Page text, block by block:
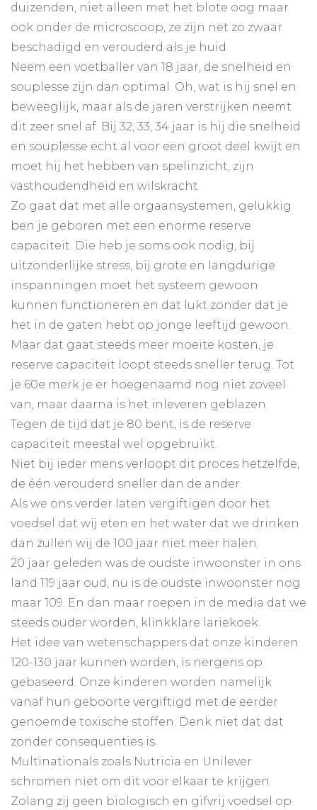
duizenden, niet alleen met het blote oog maar
ook onder de microscoop, ze zijn net zo zwaar
beschadigd en verouderd als je huid.
Neem een voetballer van 18 jaar, de snelheid en
souplesse zijn dan optimal. Oh, wat is hij snel en
beweeglijk, maar als de jaren verstrijken neemt
dit zeer snel af. Bij 32, 33, 34 jaar is hij die snelheid
en souplesse echt al voor een groot deel kwijt en
moet hij het hebben van spelinzicht, zijn
vasthoudendheid en wilskracht.
Zo gaat dat met alle orgaansystemen, gelukkig
ben je geboren met een enorme reserve
capaciteit. Die heb je soms ook nodig, bij
uitzonderlijke stress, bij grote en langdurige
inspanningen moet het systeem gewoon
kunnen functioneren en dat lukt zonder dat je
het in de gaten hebt op jonge leeftijd gewoon.
Maar dat gaat steeds meer moeite kosten, je
reserve capaciteit loopt steeds sneller terug. Tot
je 60e merk je er hoegenaamd nog niet zoveel
van, maar daarna is het inleveren geblazen.
Tegen de tijd dat je 80 bent, is de reserve
capaciteit meestal wel opgebruikt.
Niet bij ieder mens verloopt dit proces hetzelfde,
de één verouderd sneller dan de ander.
Als we ons verder laten vergiftigen door het
voedsel dat wij eten en het water dat we drinken
dan zullen wij de 100 jaar niet meer halen.
20 jaar geleden was de oudste inwoonster in ons
land 119 jaar oud, nu is de oudste inwoonster nog
maar 109. En dan maar roepen in de media dat we
steeds ouder worden, klinkklare lariekoek.
Het idee van wetenschappers dat onze kinderen
120-130 jaar kunnen worden, is nergens op
gebaseerd. Onze kinderen worden namelijk
vanaf hun geboorte vergiftigd met de eerder
genoemde toxische stoffen. Denk niet dat dat
zonder consequenties is.
Multinationals zoals Nutricia en Unilever
schromen niet om dit voor elkaar te krijgen.
Zolang zij geen biologisch en gifvrij voedsel op